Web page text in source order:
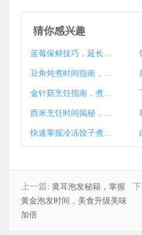
猜你感兴趣
蓝莓保鲜技巧，延长新鲜期的小窍门大揭秘
豆角炖煮时间指南，健康美味一锅成
金针菇烹饪指南，煮多久才能熟？技巧与注意事项大揭秘
西米烹饪时间揭秘，西米要煮多久？
快速掌握冷冻饺子煮法，美味秘诀大公开！
上一篇: 黄耳泡发秘籍，掌握
黄金泡发时间，美食升级美味
加倍